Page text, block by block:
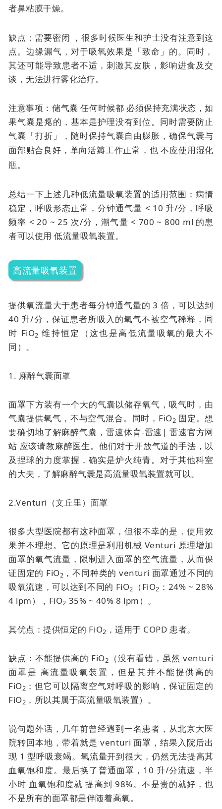
者鼻粘膜干燥。
缺点：需要密闭 ，很多时候医生和护士没有注意到这
点。边缘漏气，对于吸氧效果是「致命」的。同时，
其还可能导致患者不适，刺激其皮肤，影响进食及交
谈，无法进行雾化治疗。
注意事项：储气囊任何时候都 必须保持充满状态，如
果气囊是瘪的，基本是护理没有到位。同时需要防止
气囊「打折」，随时保持气囊自由膨胀，确保气囊与
面部贴合良好，单向活瓣工作正常，也不应使用湿化
瓶。
总结一下上述几种低流量吸氧装置的适用范围：病情
稳定，呼吸形态正常，分钟通气量 < 10 升/分，呼吸
频率 < 20 ~ 25 次/分，潮气量 < 700 ~ 800 ml 的患
者可以使用低流量吸氧装置。
高流量吸氧装置
提供氧流量大于患者每分钟通气量的 3 倍，可以达到
40 升/分，保证患者所吸入的氧气不被空气稀释，同
时 FiO2 维持恒定（这也是高低流量吸氧的最大不
同）。
1. 麻醉气囊面罩
面罩下方装有一个大的气囊以储存氧气，吸气时，由
气囊提供氧气，不与空气混合。同时，FiO2 固定。想
要确切地了解麻醉气囊，雷速体育-雷速| 雷速官方网
站 应该请教麻醉医生。他们对于开放气道的手法，以
及捏球的力度掌握，确实是炉火纯青。对于其他科室
的大夫，了解麻醉气囊是高流量吸氧装置就可以。
2.Venturi（文丘里）面罩
很多大型医院都有这种面罩，但很不幸的是，使用效
果并不理想。它的原理是利用机械 Venturi 原理增加
面罩的氧气流量，限制进入面罩的空气流量，从而保
证固定的 FiO2 ，不同种类的 venturi 面罩通过不同的
吸氧流速，可以达到不同的 FiO2 （FiO2 ：24% ~ 28%
4 lpm），FiO2 35% ~ 40% 8 lpm）。
其优点：提供恒定的 FiO2 ，适用于 COPD 患者。
缺点：不能提供高的 FiO2 （没有看错，虽然venturi
面罩是 高流量吸氧装置，但是其并不能提供高的
FiO2 ；但它可以隔离空气对呼吸的影响，保证固定的
FiO2 ，所以其属于高流量吸氧装置）。
说句题外话，几年前曾经遇到一名患者，从北京大医
院转回本地，带着就是venturi 面罩 ，结果入院后出
现 1 型呼吸衰竭。氧流量开到很大，仍然无法提高其
血氧饱和度。最后换了普通面罩，10 升/分流速，半
小时 血氧饱和度就 提高到 98%。不是贵的就好，也
不是所有的面罩都是伴随着高氧。